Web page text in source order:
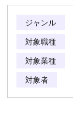
ジャンル
対象職種
対象業種
対象者